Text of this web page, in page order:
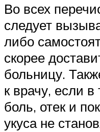
Во всех
следует
либо
скорее
больницу.
к врачу, если в
боль, отек и
укуса не